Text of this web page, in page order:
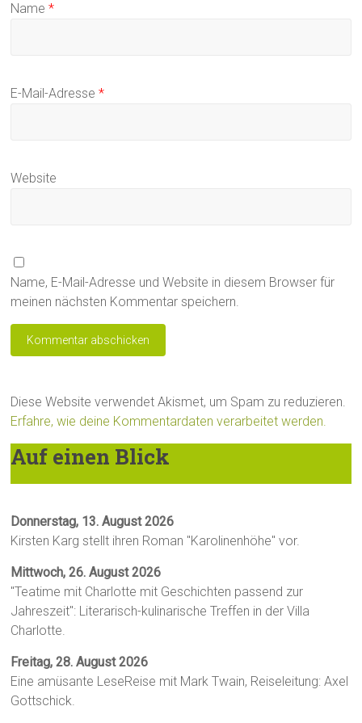
Name*
E-Mail-Adresse*
Website
Name, E-Mail-Adresse und Website in diesem Browser für
meinen nächsten Kommentar speichern.
Diese Website verwendet Akismet, um Spam zu reduzieren.
Erfahre, wie deine Kommentardaten verarbeitet werden.
Auf einen Blick
Donnerstag, 13. August 2026
Kirsten Karg stellt ihren Roman "Karolinenhöhe" vor.
Mittwoch, 26. August 2026
"Teatime mit Charlotte mit Geschichten passend zur
Jahreszeit": Literarisch-kulinarische Treffen in der Villa
Charlotte.
Freitag, 28. August 2026
Eine amüsante LeseReise mit Mark Twain, Reiseleitung: Axel
Gottschick.